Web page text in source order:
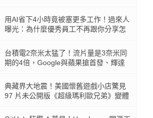
用AI省下4小時竟被塞更多工作！過來人
曝光：為什麼優秀員工不再跟你分享怎
台積電2奈米太猛了！流片量是3奈米同
期的4倍，Google與蘋果搶首發、輝達
典藏界大地震！美國懷舊遊戲小店驚見
97 片未公開版《超級瑪利歐兄弟》變體